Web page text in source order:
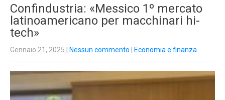
Confindustria: «Messico 1º mercato
latinoamericano per macchinari hi-
tech»
Gennaio 21, 2025 Nessun commento Economia e finanza